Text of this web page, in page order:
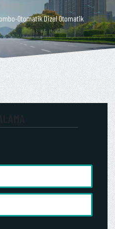
Otomatik Dizel Otomatik